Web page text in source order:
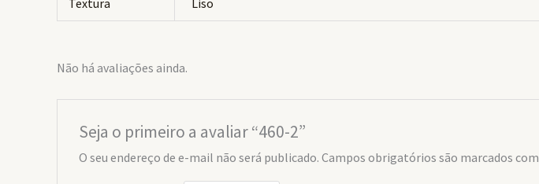
Não há avaliações ainda.
Seja o primeiro a avaliar “460-2”
O seu endereço de e-mail não será publicado. Campos obrigatórios são marcados com